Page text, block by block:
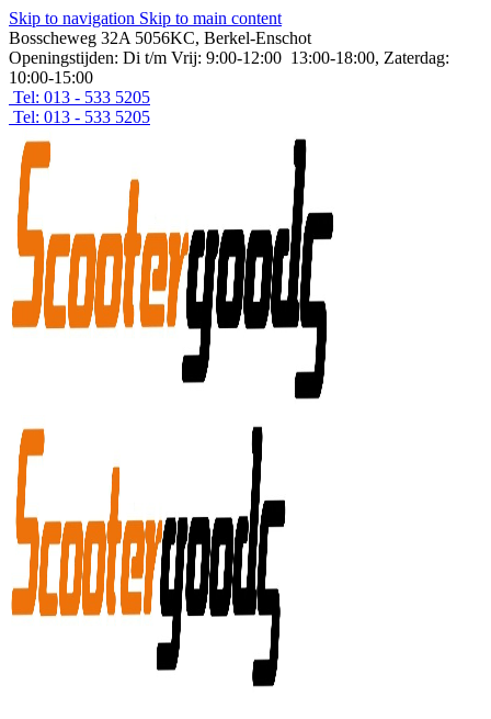
Skip to navigation Skip to main content
Bosscheweg 32A 5056KC, Berkel-Enschot
Openingstijden: Di t/m Vrij: 9:00-12:00 13:00-18:00, Zaterdag:
10:00-15:00
Tel: 013 - 533 5205
Tel: 013 - 533 5205